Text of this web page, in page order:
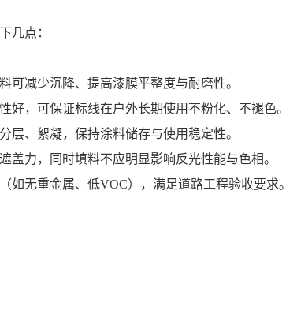
几点：
可减少沉降、提高漆膜平整度与耐磨性。
好，可保证标线在户外长期使用不粉化、不褪色。
层、絮凝，保持涂料储存与使用稳定性。
盖力，同时填料不应明显影响反光性能与色相。
如无重金属、低VOC），满足道路工程验收要求。